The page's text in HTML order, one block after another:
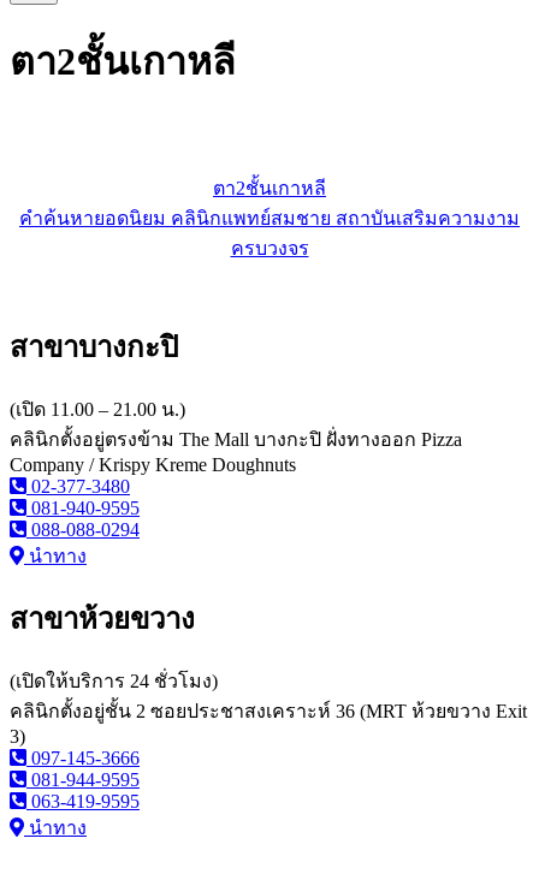
ตา2ชั้นเกาหลี
ตา2ชั้นเกาหลี
คำค้นหายอดนิยม คลินิกแพทย์สมชาย สถาบันเสริมความงาม
ครบวงจร
สาขาบางกะปิ
(เปิด 11.00 – 21.00 น.)
คลินิกตั้งอยู่ตรงข้าม The Mall บางกะปิ ฝั่งทางออก Pizza
Company / Krispy Kreme Doughnuts
02-377-3480
081-940-9595
088-088-0294
นำทาง
สาขาห้วยขวาง
(เปิดให้บริการ 24 ชั่วโมง)
คลินิกตั้งอยู่ชั้น 2 ซอยประชาสงเคราะห์ 36 (MRT ห้วยขวาง Exit
3)
097-145-3666
081-944-9595
063-419-9595
นำทาง